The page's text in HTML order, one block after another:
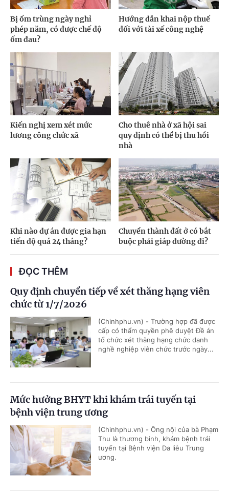
Bị ốm trùng ngày nghỉ
phép năm, có được chế độ
ốm đau?
Hướng dẫn khai nộp thuế
đối với tài xế công nghệ
Kiến nghị xem xét mức
lương công chức xã
Cho thuê nhà ở xã hội sai
quy định có thể bị thu hồi
nhà
Khi nào dự án được gia hạn
tiến độ quá 24 tháng?
Chuyển thành đất ở có bắt
buộc phải giáp đường đi?
ĐỌC THÊM
Quy định chuyển tiếp về xét thăng hạng viên
chức từ 1/7/2026
(Chinhphu.vn) - Trường hợp đã được
cấp có thẩm quyền phê duyệt Đề án
tổ chức xét thăng hạng chức danh
nghề nghiệp viên chức trước ngày...
Mức hưởng BHYT khi khám trái tuyến tại
bệnh viện trung ương
(Chinhphu.vn) - Ông nội của bà Phạm
Thu là thương binh, khám bệnh trái
tuyến tại Bệnh viện Da liễu Trung
ương.